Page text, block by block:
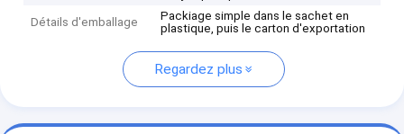
Détails d'emballage
Packiage simple dans le sachet en
plastique, puis le carton d'exportation
Regardez plus